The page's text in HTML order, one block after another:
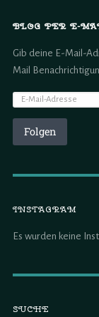
BLOG PER E-
Gib deine E-Mail-
Mail
Folgen
INSTAGRAM
Es wurden keine
SUCHE